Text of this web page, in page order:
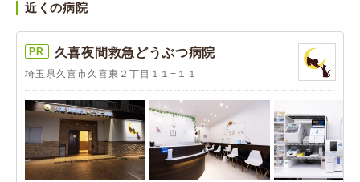
近くの病院
PR 久喜夜間救急どうぶつ病院
埼玉県久喜市久喜東２丁目１１−１１